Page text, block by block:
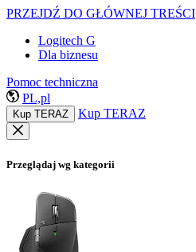
PRZEJDŹ DO GŁÓWNEJ TREŚCI
Logitech G
Dla biznesu
Pomoc techniczna
PL,pl
Kup TERAZ Kup TERAZ
Przeglądaj wg kategorii